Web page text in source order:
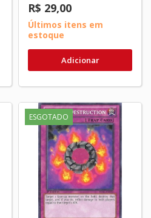
R$ 29,00
Últimos itens em
estoque
Adicionar
ESGOTADO